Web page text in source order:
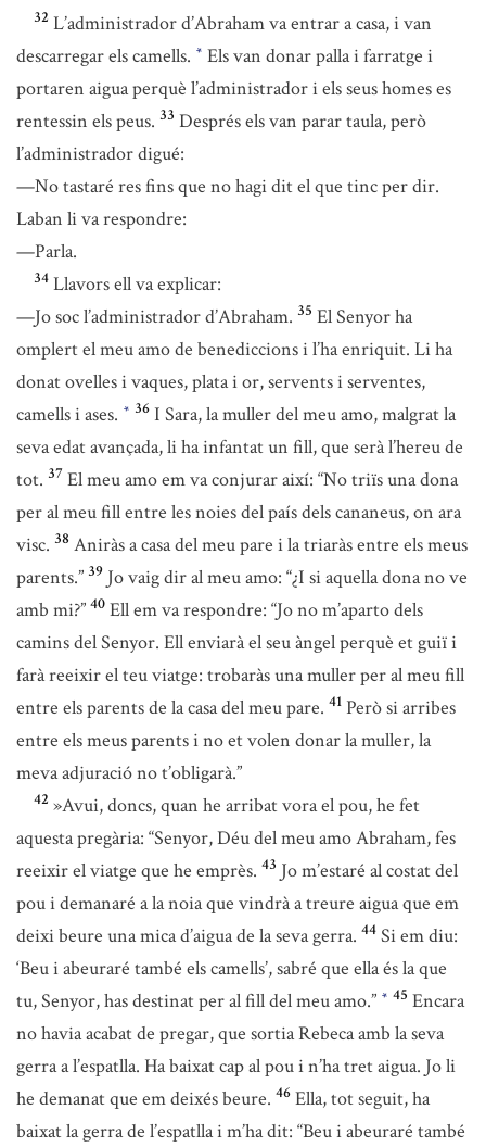
32 L’administrador d’Abraham va entrar a casa, i van
descarregar els camells. * Els van donar palla i farratge i
portaren aigua perquè l’administrador i els seus homes es
rentessin els peus. 33 Després els van parar taula, però
l’administrador digué:
—No tastaré res fins que no hagi dit el que tinc per dir.
Laban li va respondre:
—Parla.
34 Llavors ell va explicar:
—Jo soc l’administrador d’Abraham. 35 El Senyor ha
omplert el meu amo de benediccions i l’ha enriquit. Li ha
donat ovelles i vaques, plata i or, servents i serventes,
camells i ases. * 36 I Sara, la muller del meu amo, malgrat la
seva edat avançada, li ha infantat un fill, que serà l’hereu de
tot. 37 El meu amo em va conjurar així: “No triïs una dona
per al meu fill entre les noies del país dels cananeus, on ara
visc. 38 Aniràs a casa del meu pare i la triaràs entre els meus
parents.” 39 Jo vaig dir al meu amo: “¿I si aquella dona no ve
amb mi?” 40 Ell em va respondre: “Jo no m’aparto dels
camins del Senyor. Ell enviarà el seu àngel perquè et guiï i
farà reeixir el teu viatge: trobaràs una muller per al meu fill
entre els parents de la casa del meu pare. 41 Però si arribes
entre els meus parents i no et volen donar la muller, la
meva adjuració no t’obligarà.”
42 »Avui, doncs, quan he arribat vora el pou, he fet
aquesta pregària: “Senyor, Déu del meu amo Abraham, fes
reeixir el viatge que he emprès. 43 Jo m’estaré al costat del
pou i demanaré a la noia que vindrà a treure aigua que em
deixi beure una mica d’aigua de la seva gerra. 44 Si em diu:
‘Beu i abeuraré també els camells’, sabré que ella és la que
tu, Senyor, has destinat per al fill del meu amo.” * 45 Encara
no havia acabat de pregar, que sortia Rebeca amb la seva
gerra a l’espatlla. Ha baixat cap al pou i n’ha tret aigua. Jo li
he demanat que em deixés beure. 46 Ella, tot seguit, ha
baixat la gerra de l’espatlla i m’ha dit: “Beu i abeuraré també